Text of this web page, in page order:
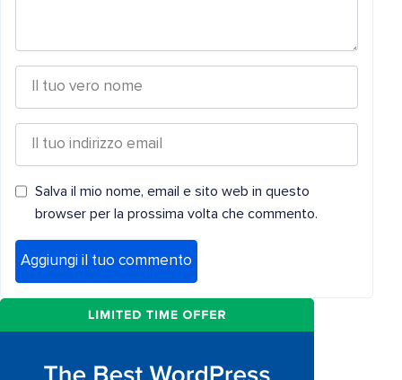
Salva il mio nome, email e sito web in questo
browser per la prossima volta che commento.